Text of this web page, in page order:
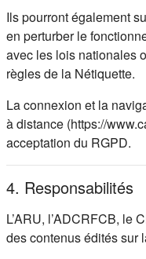
Ils pourront également
en perturber le
avec les lois nationales
règles de la Nétiquette.
La connexion et la
à distance (https://
acceptation du RGPD.
4. Responsabilités
L’ARU, l’ADCRFCB, le
des contenus édités sur